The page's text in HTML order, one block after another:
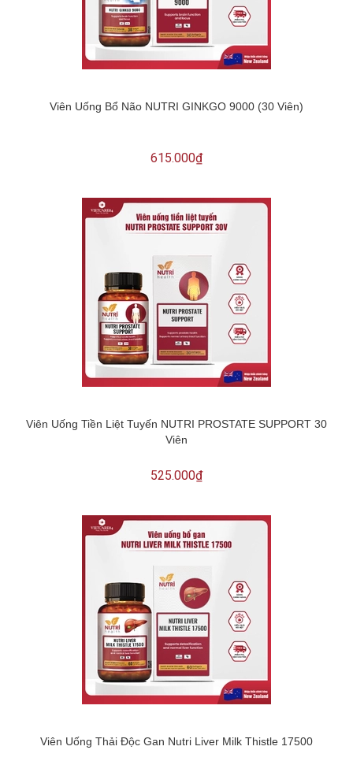
Viên Uống Bổ Não NUTRI GINKGO 9000 (30 Viên)
615.000₫
Viên Uống Tiền Liệt Tuyến NUTRI PROSTATE SUPPORT 30
Viên
525.000₫
Viên Uống Thải Độc Gan Nutri Liver Milk Thistle 17500